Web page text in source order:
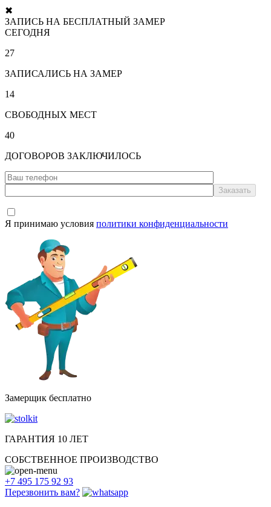
✖
ЗАПИСЬ НА БЕСПЛАТНЫЙ ЗАМЕР
СЕГОДНЯ
27
ЗАПИСАЛИСЬ НА ЗАМЕР
14
СВОБОДНЫХ МЕСТ
40
ДОГОВОРОВ ЗАКЛЮЧИЛОСЬ
Я принимаю условия политики конфиденциальности
Замерщик бесплатно
ГАРАНТИЯ 10 ЛЕТ
СОБСТВЕННОЕ ПРОИЗВОДСТВО
+7 495 175 92 93
Перезвонить вам?